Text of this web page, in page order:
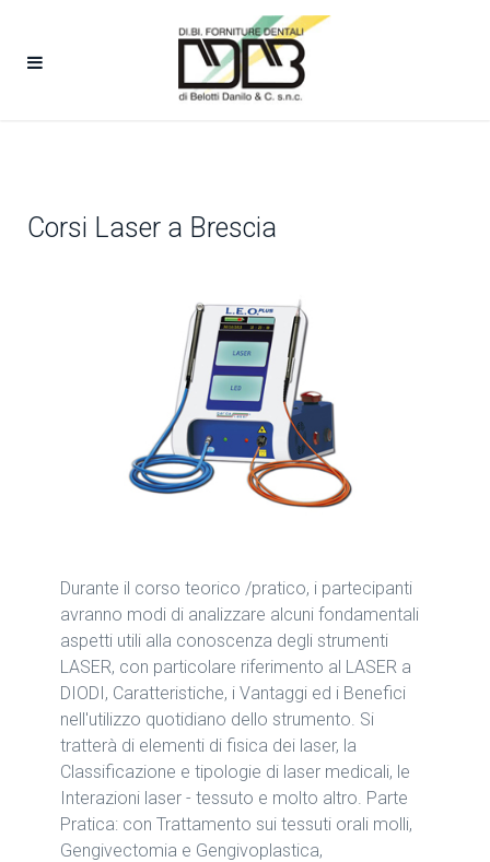
Corsi Laser a Brescia
Durante il corso teorico /pratico, i partecipanti
avranno modi di analizzare alcuni fondamentali
aspetti utili alla conoscenza degli strumenti
LASER, con particolare riferimento al LASER a
DIODI, Caratteristiche, i Vantaggi ed i Benefici
nell'utilizzo quotidiano dello strumento. Si
tratterà di elementi di fisica dei laser, la
Classificazione e tipologie di laser medicali, le
Interazioni laser - tessuto e molto altro. Parte
Pratica: con Trattamento sui tessuti orali molli,
Gengivectomia e Gengivoplastica,